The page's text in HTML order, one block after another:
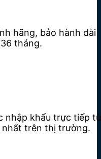
hãng, bảo hành dài
tháng.
nhập khẩu trực tiếp từ
trên thị trường.